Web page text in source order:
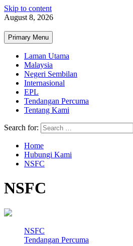
Skip to content
August 8, 2026
Primary Menu
Laman Utama
Malaysia
Negeri Sembilan
Internasional
EPL
Tendangan Percuma
Tentang Kami
Search for:
Home
Hubungi Kami
NSFC
NSFC
NSFC
Tendangan Percuma